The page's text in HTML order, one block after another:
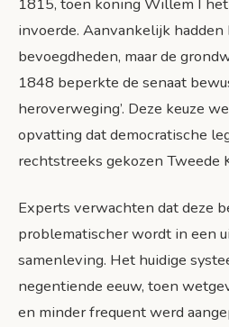
1815, toen koning Willem I
invoerde. Aanvankelijk
bevoegdheden, maar de
1848 beperkte de senaat
heroverweging’. Deze keuze
opvatting dat democratische
rechtstreeks gekozen Tweede
Experts verwachten dat deze
problematischer wordt in een
samenleving. Het huidige
negentiende eeuw, toen
en minder frequent werd